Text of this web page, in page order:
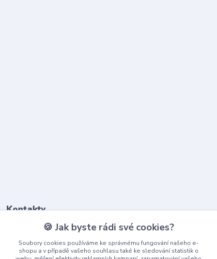
Kontakty
(Po-Pá, 9-17 hod.)
🍪 Jak byste rádi své cookies?
Soubory cookies používáme ke správnému fungování našeho e-
shopu a v případě vašeho souhlasu také ke sledování statistik o